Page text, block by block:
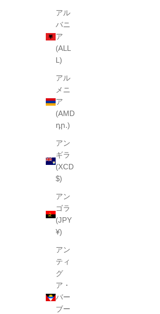
アル
バニ
ア
(ALL
L)
アル
メニ
ア
(AMD
դր.)
アン
ギラ
(XCD
$)
アン
ゴラ
(JPY
¥)
アン
ティ
グ
ア・
バー
ブー